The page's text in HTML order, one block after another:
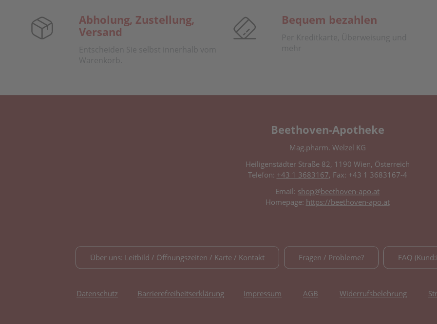
Abholung, Zustellung,
Versand
Entscheiden Sie selbst innerhalb vom
Warenkorb.
Bequem bezahlen
Per Kreditkarte, Überweisung und
mehr
Beethoven-Apotheke
Mag.pharm. Welzel KG
Heiligenstädter Straße 82, 1190 Wien, Österreich
Telefon: +43 1 3683167, Fax: +43 1 3683167-4
Email: shop@beethoven-apo.at
Homepage: https://beethoven-apo.at
Über uns: Leitbild / Öffnungszeiten / Karte / Kontakt Fragen / Probleme? FAQ
Datenschutz Barrierefreiheitserklärung Impressum AGB Widerrufsbelehrung